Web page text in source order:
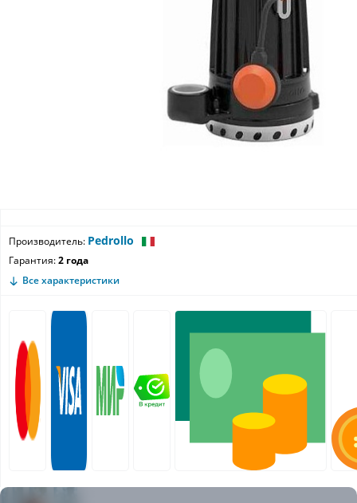
Производитель: Pedrollo
Гарантия:2 года
Все характеристики